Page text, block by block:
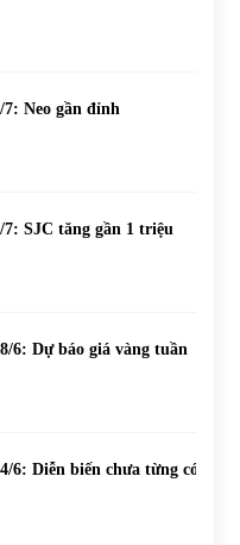
Neo gần đỉnh
SJC tăng gần 1 triệu
6: Dự báo giá vàng tuần
6: Diễn biến chưa từng có